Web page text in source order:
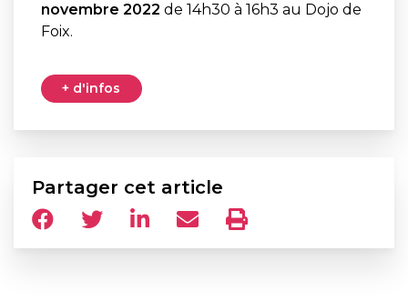
novembre 2022 de 14h30 à 16h3 au Dojo de
Foix.
+ d'infos
Partager cet article